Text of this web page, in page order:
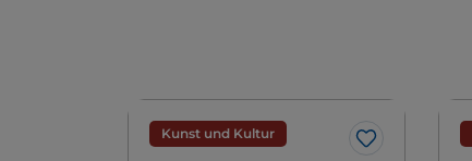
Kunst und Kultur
Like